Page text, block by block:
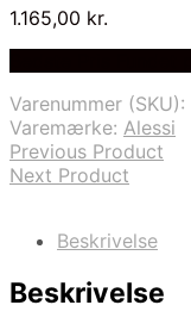
1.165,00 kr.
Varenummer (SKU):
Varemærke: Alessi
Previous Product
Next Product
Beskrivelse
Beskrivelse